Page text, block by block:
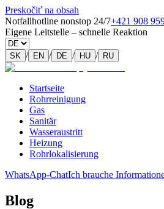
Preskočiť na obsah
Notfallhotline nonstop 24/7+421 908
Eigene Leitstelle – schnelle Reaktion
SK / EN / DE / HU / RU
Startseite
Rohrreinigung
Gas
Sanitär
Wasseraustritt
Heizung
Rohrlokalisierung
WhatsApp-ChatIch brauche
Blog